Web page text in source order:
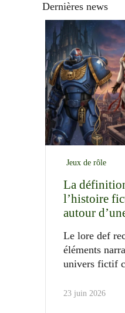
Dernières news
Jeux de rôle
La
l’histoire
autour
Le lore def
éléments
univers fictif
23 juin 2026